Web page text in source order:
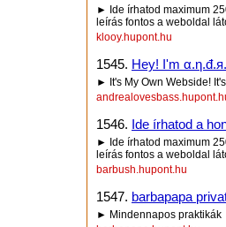
► Ide írhatod maximum
leírás fontos a weboldal
klooy.hupont.hu
1545. Hey! I'm
► It's My Own Webside!
1546. Ide írhatod a
► Ide írhatod maximum
leírás fontos a weboldal
barbush.hupont.hu
1547. barbapapa
► Mindennapos praktikák